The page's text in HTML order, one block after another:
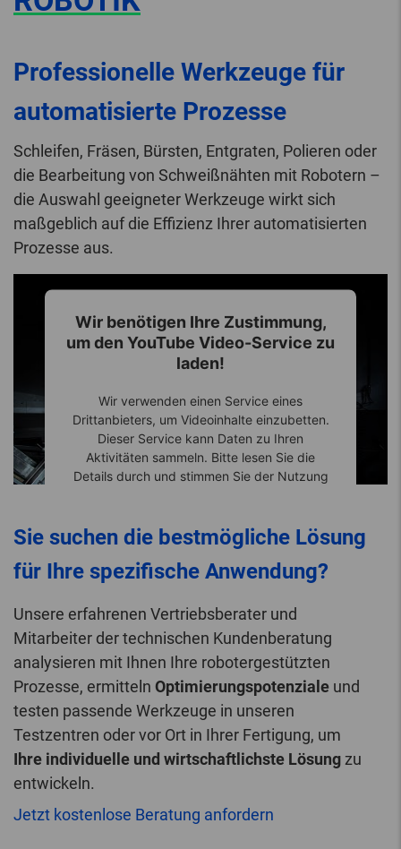
Professionelle Werkzeuge für
automatisierte Prozesse
Schleifen, Fräsen, Bürsten, Entgraten, Polieren oder
die Bearbeitung von Schweißnähten mit Robotern –
die Auswahl geeigneter Werkzeuge wirkt sich
maßgeblich auf die Effizienz Ihrer automatisierten
Prozesse aus.
Wir benötigen Ihre Zustimmung,
um den YouTube Video-Service zu
laden!
Wir verwenden einen Service eines
Drittanbieters, um Videoinhalte einzubetten.
Dieser Service kann Daten zu Ihren
Aktivitäten sammeln. Bitte lesen Sie die
Details durch und stimmen Sie der Nutzung
Mehr Informationen
Akzeptieren
Sie suchen die bestmögliche Lösung
für Ihre spezifische Anwendung?
Unsere erfahrenen Vertriebsberater und
Mitarbeiter der technischen Kundenberatung
analysieren mit Ihnen Ihre robotergestützten
Prozesse, ermitteln Optimierungspotenziale und
testen passende Werkzeuge in unseren
Testzentren oder vor Ort in Ihrer Fertigung, um
Ihre individuelle und wirtschaftlichste Lösungzu
entwickeln.
Jetzt kostenlose Beratung anfordern